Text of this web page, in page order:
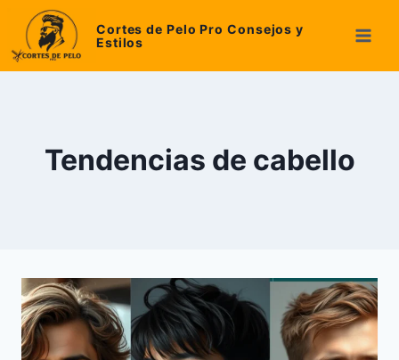
content
Cortes de Pelo Pro Consejos y
Estilos
Tendencias de cabello